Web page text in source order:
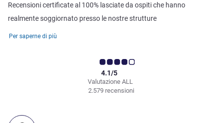
Recensioni certificate al 100% lasciate da ospiti che hanno
realmente soggiornato presso le nostre strutture
Per saperne di più
Valutazione ALL
4.1/5
2.579 recensioni